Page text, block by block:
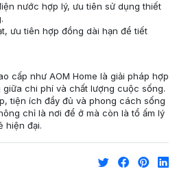
nước hợp lý, ưu tiên sử dụng thiết
ưu tiên hợp đồng dài hạn để tiết
cấp như AOM Home là giải pháp hợp
chi phí và chất lượng cuộc sống.
tiện ích đầy đủ và phong cách sống
chỉ là nơi để ở mà còn là tổ ấm lý
hiện đại.